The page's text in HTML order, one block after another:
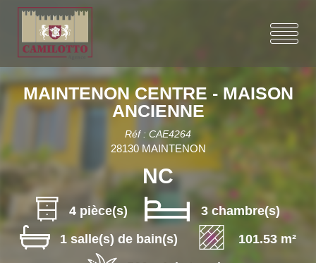
MAINTENON CENTRE - MAISON
ANCIENNE
Réf : CAE4264
28130 MAINTENON
NC
4 pièce(s)
3 chambre(s)
1 salle(s) de bain(s)
101.53 m²